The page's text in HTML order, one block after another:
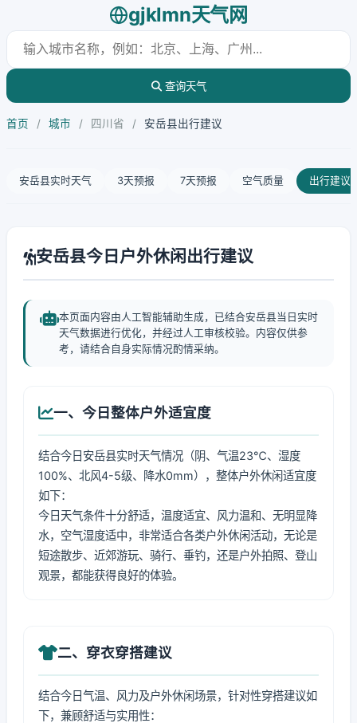
gjklmn天气网
查询天气
首页 / 城市 / 四川省 / 安岳县出行建议
安岳县实时天气 3天预报 7天预报 空气质量 出行建议
安岳县今日户外休闲出行建议
本页面内容由人工智能辅助生成，已结合安岳县当日实时
天气数据进行优化，并经过人工审核校验。内容仅供参
考，请结合自身实际情况酌情采纳。
一、今日整体户外适宜度
结合今日安岳县实时天气情况（阴、气温23℃、湿度
100%、北风4-5级、降水0mm），整体户外休闲适宜度
如下：
今日天气条件十分舒适，温度适宜、风力温和、无明显降
水，空气湿度适中，非常适合各类户外休闲活动，无论是
短途散步、近郊游玩、骑行、垂钓，还是户外拍照、登山
观景，都能获得良好的体验。
二、穿衣穿搭建议
结合今日气温、风力及户外休闲场景，针对性穿搭建议如
下，兼顾舒适与实用性：